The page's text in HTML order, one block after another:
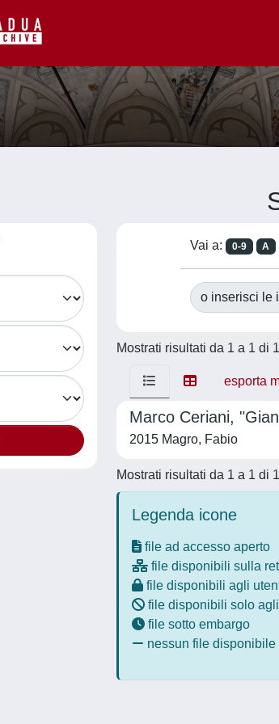
Vai a: 0-9 A
o inserisci le
Mostrati risultati da 1 a 1 di 1
esporta
Marco Ceriani,
2015 Magro, Fabio
Mostrati risultati da 1 a 1 di 1
Legenda icone
file ad accesso aperto
file disponibili sulla
file disponibili agli
file disponibili solo
file sotto embargo
nessun file disponibile